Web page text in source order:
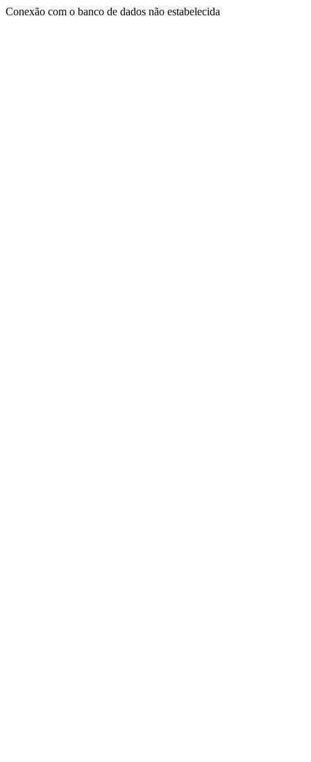
Conexão com o banco de dados não estabelecida